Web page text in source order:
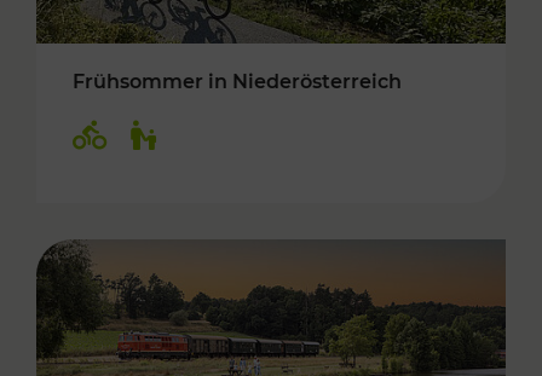
Frühsommer in Niederösterreich